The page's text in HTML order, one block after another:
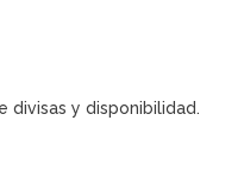
divisas y disponibilidad.